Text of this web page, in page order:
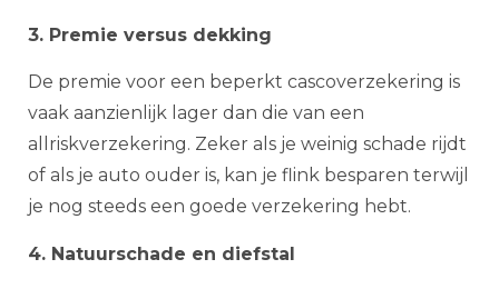
3. Premie versus dekking
De premie voor een beperkt cascoverzekering is
vaak aanzienlijk lager dan die van een
allriskverzekering. Zeker als je weinig schade rijdt
of als je auto ouder is, kan je flink besparen terwijl
je nog steeds een goede verzekering hebt.
4. Natuurschade en diefstal